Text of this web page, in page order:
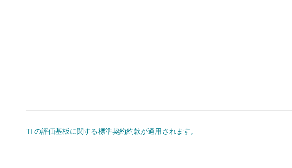
TI の評価基板に関する標準契約約款が適用されます。